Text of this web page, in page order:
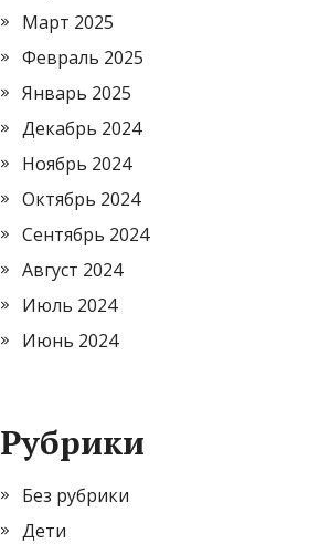
Март 2025
Февраль 2025
Январь 2025
Декабрь 2024
Ноябрь 2024
Октябрь 2024
Сентябрь 2024
Август 2024
Июль 2024
Июнь 2024
Рубрики
Без рубрики
Дети